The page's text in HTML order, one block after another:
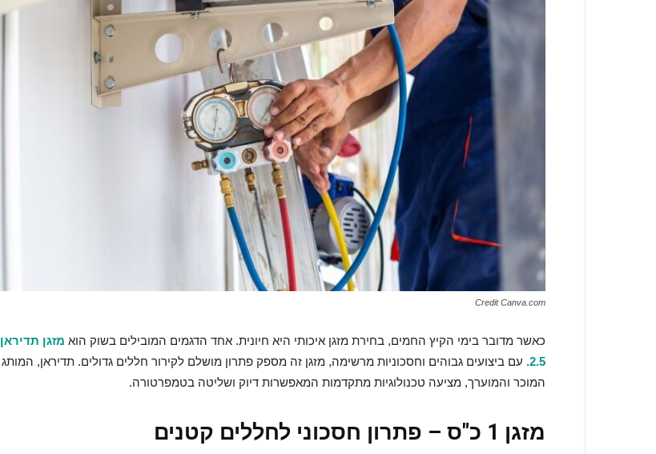
Credit Canva.com
כאשר מדובר בימי הקיץ החמים, בחירת מזגן איכותי היא חיונית. אחד הדגמים המובילים בשוק הוא מזגן תדיראן
2.5. עם ביצועים גבוהים וחסכוניות מרשימה, מזגן זה מספק פתרון מושלם לקירור חללים גדולים. תדיראן, המותג
המוכר והמוערך, מציעה טכנולוגיות מתקדמות המאפשרות דיוק ושליטה בטמפרטורה.
מזגן 1 כ"ס – פתרון חסכוני לחללים קטנים